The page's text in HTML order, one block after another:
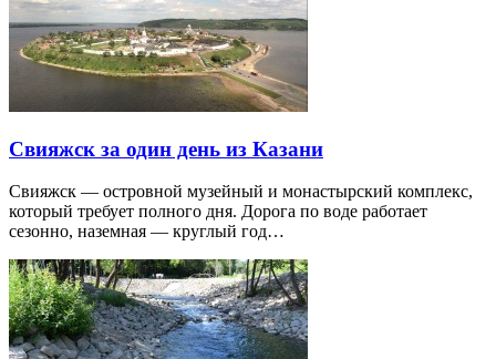
Свияжск за один день из Казани
Свияжск — островной музейный и монастырский комплекс,
который требует полного дня. Дорога по воде работает
сезонно, наземная — круглый год…